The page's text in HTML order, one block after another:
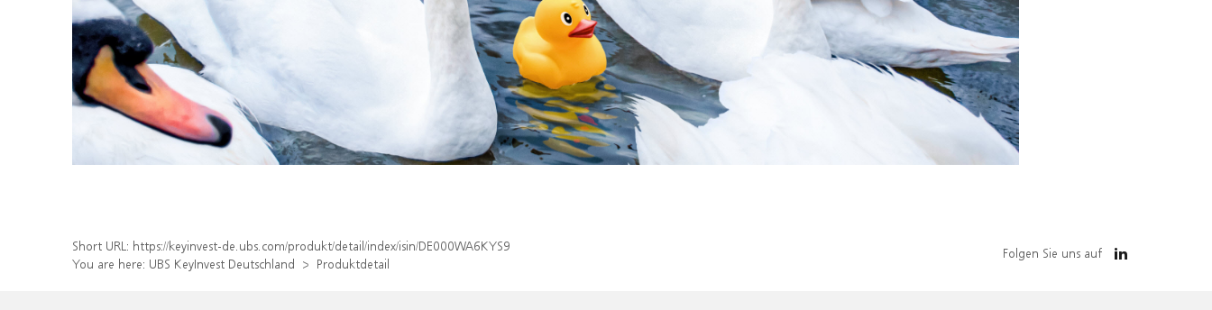
Short URL: https://keyinvest-de.ubs.com/produkt/detail/index/isin/DE000WA6KYS9
You are here: UBS KeyInvest Deutschland Produktdetail
Folgen Sie uns auf